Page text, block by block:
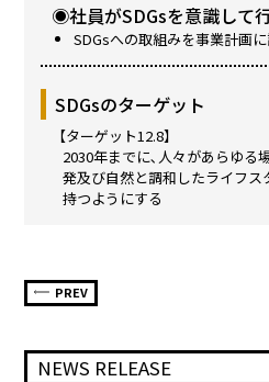
◉社員がSDGsを意識して
SDGsへの取組みを事業計画
SDGsのターゲット
【ターゲット12.8】
2030年までに､人々があらゆる
発及び自然と調和したライフ
持つようにする
PREV
NEWS RELEASE